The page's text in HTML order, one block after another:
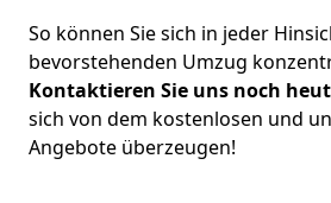
So können Sie sich in jeder
bevorstehenden Umzug
Kontaktieren Sie uns noch
sich von dem kostenlosen und
Angebote überzeugen!